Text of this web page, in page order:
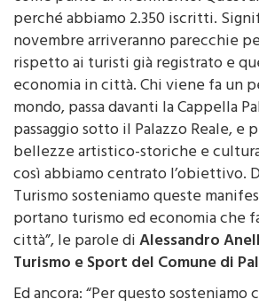
perché abbiamo 2.350 iscritti.
novembre arriveranno parecchie
rispetto ai turisti già registrato e
economia in città. Chi viene fa un
mondo, passa davanti la Cappella
passaggio sotto il Palazzo Reale, e
bellezze artistico-storiche e
così abbiamo centrato l’obiettivo.
Turismo sosteniamo queste
portano turismo ed economia che
città”, le parole diAlessandro
Turismo e Sport del Comune di
Ed ancora: “Per questo